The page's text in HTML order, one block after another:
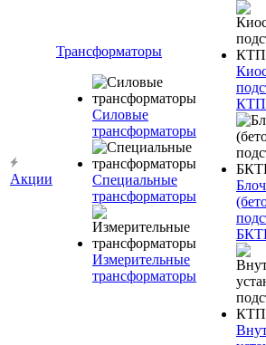
Акции
Трансформаторы
Силовые
трансформаторы
Специальные
трансформаторы
Измерительные
трансформаторы